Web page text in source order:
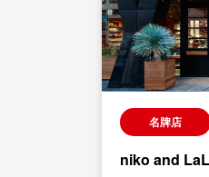
名牌店
niko and